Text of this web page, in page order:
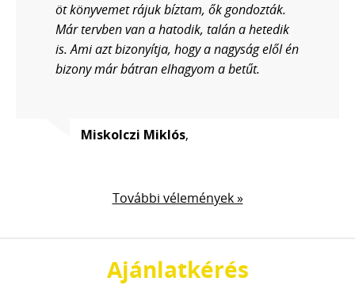
öt könyvemet rájuk bíztam, ők gondozták.
Már tervben van a hatodik, talán a hetedik
is. Ami azt bizonyítja, hogy a nagyság elől én
bizony már bátran elhagyom a betűt.
Miskolczi Miklós,
További vélemények »
Ajánlatkérés